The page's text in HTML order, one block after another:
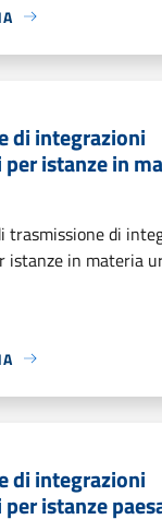
di integrazioni
istanze in
trasmissione di
istanze in materia
di integrazioni
istanze